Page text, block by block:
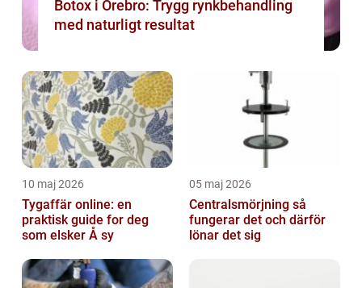
Botox i Örebro: Trygg rynkbehandling
med naturligt resultat
10 maj 2026
Tygaffär online: en
praktisk guide for deg
som elsker Å sy
05 maj 2026
Centralsmörjning så
fungerar det och därför
lönar det sig